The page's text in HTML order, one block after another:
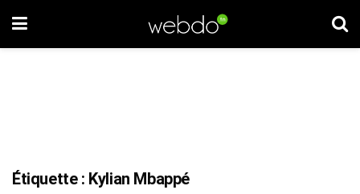
Étiquette : Kylian Mbappé